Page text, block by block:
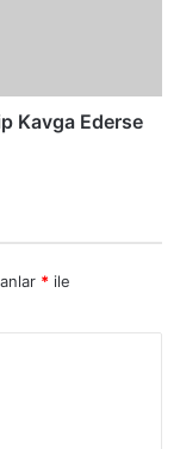
Kavga Ederse
* ile